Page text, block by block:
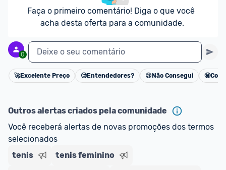
Faça o primeiro comentário! Diga o que você
acha desta oferta para a comunidade.
0 Deixe o seu comentário
Cancelar
🚀Excelente Preço 🧐Entendedores? 😢 Não Consegui 🤩
Outros alertas criados pela comunidade
Você receberá alertas de novas promoções dos termos
selecionados
tenis
tenis feminino